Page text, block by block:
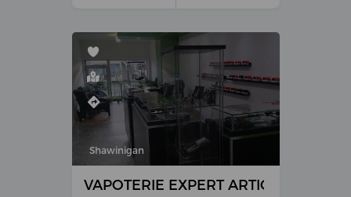
Shawinigan
VAPOTERIE EXPERT ARTICLES POUR